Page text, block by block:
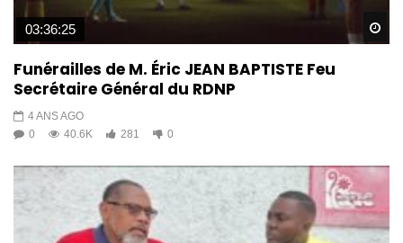
03:36:25
Funérailles de M. Éric JEAN BAPTISTE Feu
Secrétaire Général du RDNP
4 ANS AGO
0
40.6K 281 0